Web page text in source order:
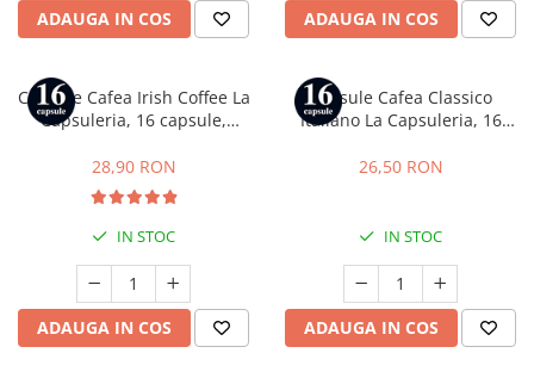
ADAUGA IN COS ADAUGA IN COS
Capsule Cafea Irish Coffee La
Capsuleria, 16 capsule,
28,90 RON
IN STOC
ADAUGA IN COS
Capsule Cafea Classico
Italiano La Capsuleria, 16
Gusto
26,50 RON
IN STOC
ADAUGA IN COS